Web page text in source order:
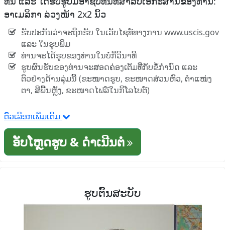
ອາເມລິກາ ລ່ວງໜ້າ 2x2 ນິ້ວ
ຮັບປະກັນວ່າຈະຖືກຮັບ ໃນເວັບໄຊທ໌ທາງການ www.uscis.gov
ແລະ ໃນຮູບພິມ
ທ່ານຈະໄດ້ຮູບຂອງທ່ານໃນບໍ່ກີ່ວິນາທີ
ຮູບຜົນຮັບຂອງທ່ານຈະສອດຄ່ອງເຕັມທີ່ກັບຂໍ້ກໍານົດ ແລະ
ຕົວຢ່າງດ້ານລຸ່ມນີ້ (ຂະໜາດຮູບ, ຂະໜາດສ່ວນຫົວ, ຕໍາແໜ່ງ
ຕາ, ສີພື້ນຫຼັງ, ຂະໜາດໄຟລ໌ໃນກິໂລໄບຕ໌)
ຕົວເລືອກເພີ່ມເຕີມ
ອັບໂຫຼດຮູບ & ດໍາເນີນຕໍ່
ຮູບຕົ້ນສະບັບ